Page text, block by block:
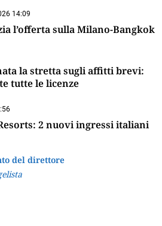
14:09
l’offerta sulla Milano-Bangkok
la stretta sugli affitti brevi:
tutte le licenze
2 nuovi ingressi italiani
del direttore